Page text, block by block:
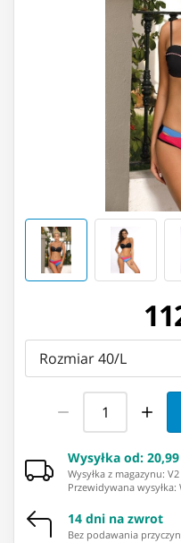
Rozmiar 40/L
Wysyłka od: 20,99
Wysyłka z magazynu: ⁨V2⁩
Przewidywana wysyłka:
14 dni na zwrot
Bez podawania